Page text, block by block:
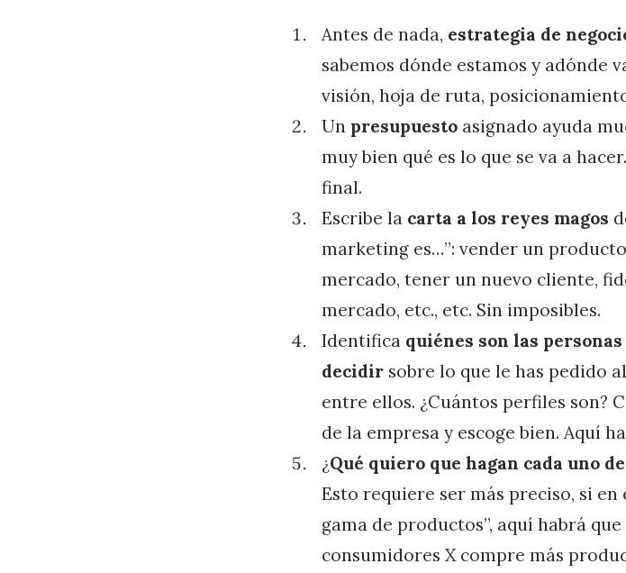
Antes de nada, estrategia de
sabemos dónde estamos y adónde
visión, hoja de ruta,
Un presupuesto asignado ayuda
muy bien qué es lo que se va a
final.
Escribe la carta a los reyes magos
marketing es…”: vender un
mercado, tener un nuevo cliente,
mercado, etc., etc. Sin imposibles.
Identifica quiénes son las
decidir sobre lo que le has pedido
entre ellos. ¿Cuántos perfiles son?
de la empresa y escoge bien. Aquí
¿Qué quiero que hagan cada uno
Esto requiere ser más preciso, si
gama de productos”, aquí habrá
consumidores X compre más